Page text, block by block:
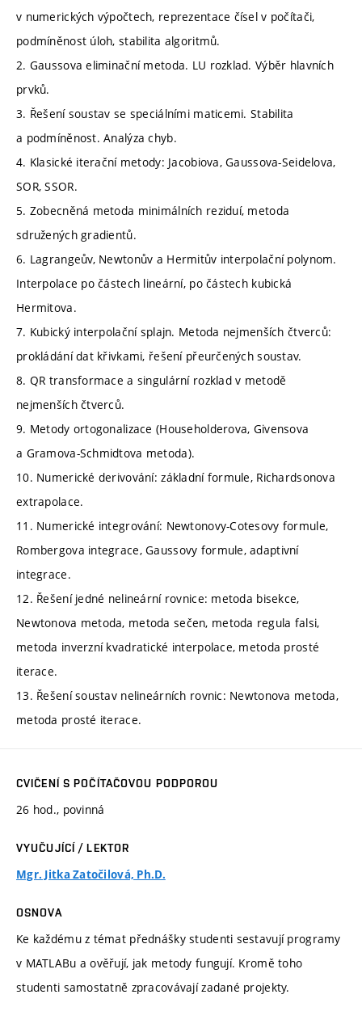
v numerických výpočtech, reprezentace čísel v počítači,
podmíněnost úloh, stabilita algoritmů.
2. Gaussova eliminační metoda. LU rozklad. Výběr hlavních
prvků.
3. Řešení soustav se speciálními maticemi. Stabilita
a podmíněnost. Analýza chyb.
4. Klasické iterační metody: Jacobiova, Gaussova-Seidelova,
SOR, SSOR.
5. Zobecněná metoda minimálních reziduí, metoda
sdružených gradientů.
6. Lagrangeův, Newtonův a Hermitův interpolační polynom.
Interpolace po částech lineární, po částech kubická
Hermitova.
7. Kubický interpolační splajn. Metoda nejmenších čtverců:
prokládání dat křivkami, řešení přeurčených soustav.
8. QR transformace a singulární rozklad v metodě
nejmenších čtverců.
9. Metody ortogonalizace (Householderova, Givensova
a Gramova-Schmidtova metoda).
10. Numerické derivování: základní formule, Richardsonova
extrapolace.
11. Numerické integrování: Newtonovy-Cotesovy formule,
Rombergova integrace, Gaussovy formule, adaptivní
integrace.
12. Řešení jedné nelineární rovnice: metoda bisekce,
Newtonova metoda, metoda sečen, metoda regula falsi,
metoda inverzní kvadratické interpolace, metoda prosté
iterace.
13. Řešení soustav nelineárních rovnic: Newtonova metoda,
metoda prosté iterace.
CVIČENÍ S POČÍTAČOVOU PODPOROU
26 hod., povinná
VYUČUJÍCÍ / LEKTOR
Mgr. Jitka Zatočilová, Ph.D.
OSNOVA
Ke každému z témat přednášky studenti sestavují programy
v MATLABu a ověřují, jak metody fungují. Kromě toho
studenti samostatně zpracovávají zadané projekty.